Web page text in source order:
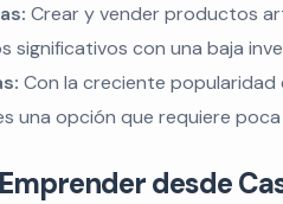
Crear y vender productos
significativos con una baja
Con la creciente
una opción que requiere poca
desde